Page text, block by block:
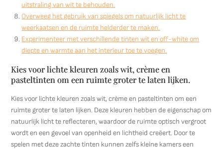
uitstraling van wit te behouden.
Overweeg het gebruik van spiegels om natuurlijk licht te
weerkaatsen en de ruimte helderder te maken.
Experimenteer met verschillende tinten wit en off-white om
diepte en warmte aan het interieur toe te voegen.
Kies voor lichte kleuren zoals wit, crème en
pasteltinten om een ruimte groter te laten lijken.
Kies voor lichte kleuren zoals wit, crème en pasteltinten om een
ruimte groter te laten lijken. Deze kleuren hebben de eigenschap om
natuurlijk licht te reflecteren, waardoor de ruimte optisch vergroot
wordt en een gevoel van openheid en lichtheid creëert. Door te
spelen met deze zachte tinten kunnen zelfs kleine kamers een